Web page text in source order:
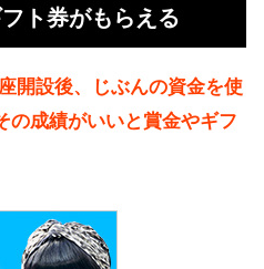
ト券がもらえる
開設後、じぶんの資金を使
の成績がいいと賞金やギフ